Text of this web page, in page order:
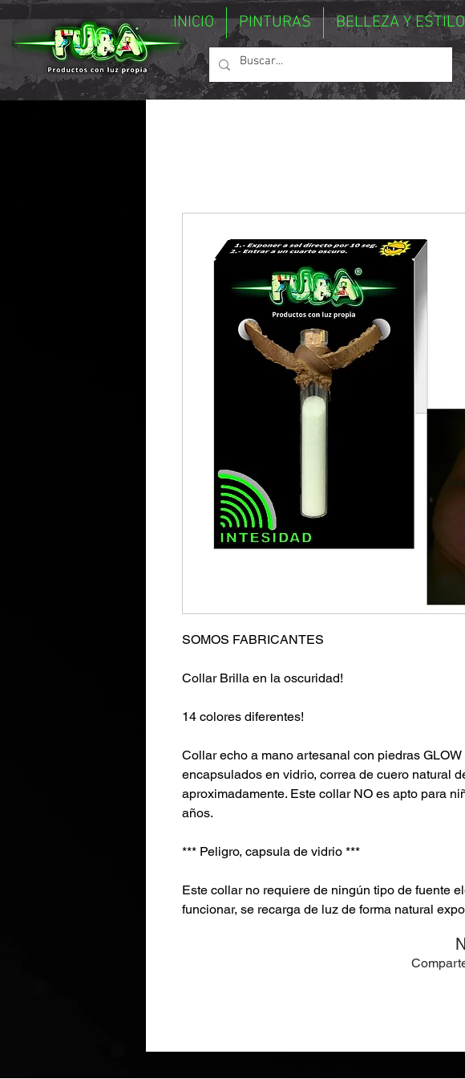
INICIO PINTURAS BELLEZA Y ESTILO
SOMOS FABRICANTES
Collar Brilla en la oscuridad!
14 colores diferentes!
Collar echo a mano artesanal con piedras
encapsulados en vidrio, correa de cuero natural
aproximadamente. Este collar NO es apto para
años.
*** Peligro, capsula de vidrio ***
Este collar no requiere de ningún tipo de fuente
funcionar, se recarga de luz de forma natural
UV unos segundos. El proceso de carga y
indefinido, se puede repetir el proceso cuantas
La intensidad de cada color dependera del
está visible una imagen representativa de la